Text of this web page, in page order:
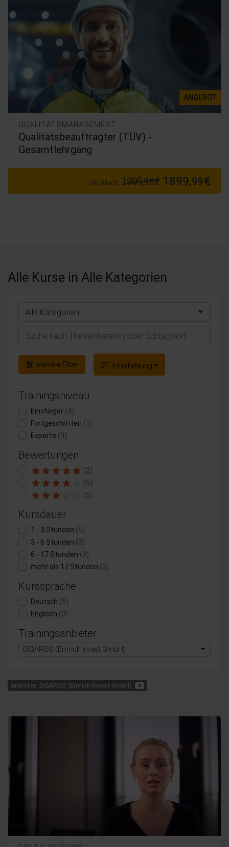
ANGEBOT
QUALITÄTSMANAGEMENT
Qualitätsbeauftragter (TÜV) -
Gesamtlehrgang
inkl. MwSt. 1999,98€ 1899,99€
Alle Kurse in Alle Kategorien
Alle Kategorien
Suchen
weitere Filter sort Empfehlung
Trainingsniveau
Einsteiger (4)
Fortgeschritten (1)
Experte (0)
Bewertungen
(2)
(5)
(5)
Kursdauer
1 - 3 Stunden (5)
3 - 6 Stunden (0)
6 - 17 Stunden (0)
mehr als 17 Stunden (0)
Kurssprache
Deutsch (5)
Englisch (0)
Trainingsanbieter
DIGAROO (Emrich Invest GmbH)
Anbieter: DIGAROO (Emrich Invest GmbH) ×